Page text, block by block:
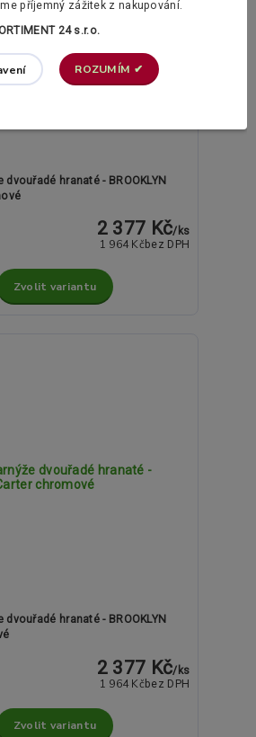
dvouřadé hranaté - BROOKLYN
2 377 Kč/ ks
1 964 Kč bez DPH
Zvolit variantu
dvouřadé hranaté - BROOKLYN
2 377 Kč/ ks
1 964 Kč bez DPH
Zvolit variantu
příjemný zážitek z nakupování.
24 s.r.o.
ROZUMÍM ✔